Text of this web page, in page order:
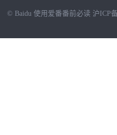
© Baidu 使用爱番番前必读 沪ICP